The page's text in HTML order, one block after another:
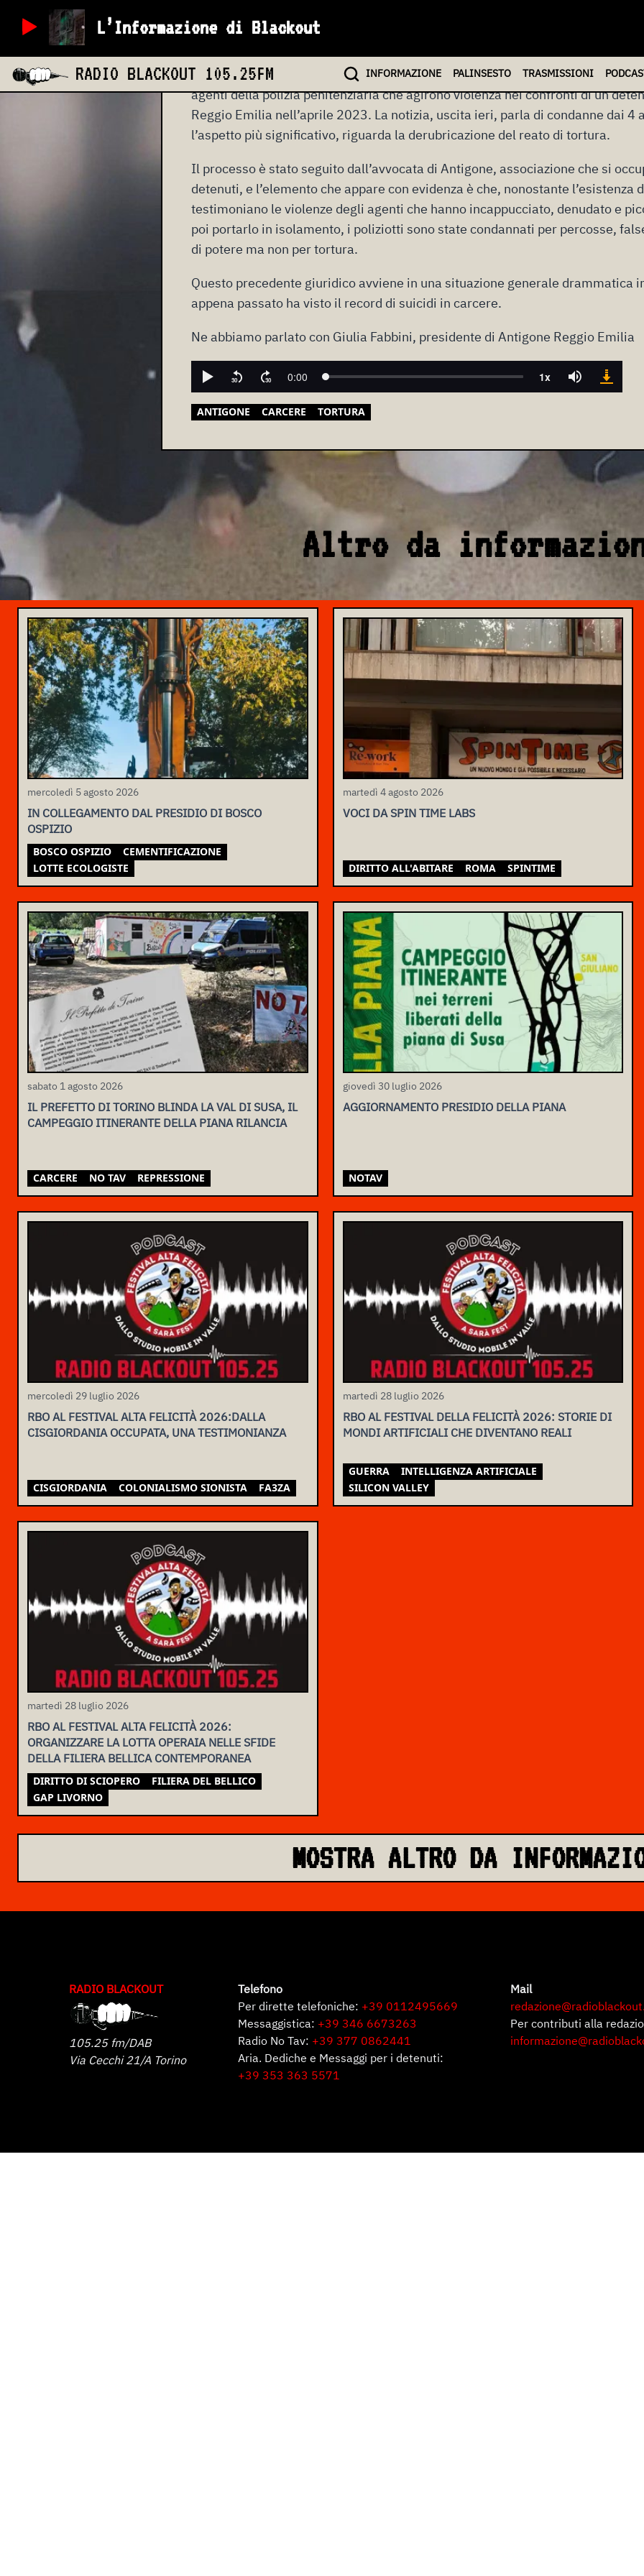
L’Informazione di Blackout
RADIO BLACKOUT 105.25FM INFORMAZIONE PALINSESTO TRASMISSIONI
giovedì 20 febbraio 2025
E’ arrivata la sentenza che riguarda il processo, avvenuto con rito
agenti della polizia penitenziaria che agirono violenza nei confronti di un
Reggio Emilia nell’aprile 2023. La notizia, uscita ieri, parla di condanne dai 4
l’aspetto più significativo, riguarda la derubricazione del reato di tortura.
Il processo è stato seguito dall’avvocata di Antigone, associazione che si
detenuti, e l’elemento che appare con evidenza è che, nonostante l’esistenza
testimoniano le violenze degli agenti che hanno incappucciato, denudato e
poi portarlo in isolamento, i poliziotti sono state condannati per percosse,
di potere ma non per tortura.
Questo precedente giuridico avviene in una situazione generale drammatica
appena passato ha visto il record di suicidi in carcere.
Ne abbiamo parlato con Giulia Fabbini, presidente di Antigone Reggio Emilia
ANTIGONE CARCERE TORTURA
Altro da
mercoledì 5 agosto 2026
IN COLLEGAMENTO DAL PRESIDIO DI BOSCO
OSPIZIO
BOSCO OSPIZIO
CEMENTIFICAZIONE
LOTTE ECOLOGISTE
martedì 4 agosto 2026
VOCI DA SPIN TIME LABS
DIRITTO ALL'ABITARE ROMA SPINTIME
sabato 1 agosto 2026
IL PREFETTO DI TORINO BLINDA LA VAL DI SUSA, IL
CAMPEGGIO ITINERANTE DELLA PIANA RILANCIA
CARCERE NO TAV REPRESSIONE
giovedì 30 luglio 2026
AGGIORNAMENTO PRESIDIO DELLA PIANA
NOTAV
mercoledì 29 luglio 2026
RBO AL FESTIVAL ALTA FELICITÀ 2026:DALLA
CISGIORDANIA OCCUPATA, UNA TESTIMONIANZA
CISGIORDANIA COLONIALISMO SIONISTA FA3ZA
martedì 28 luglio 2026
RBO AL FESTIVAL DELLA FELICITÀ 2026: STORIE DI
MONDI ARTIFICIALI CHE DIVENTANO REALI
GUERRA
INTELLIGENZA ARTIFICIALE
SILICON VALLEY
martedì 28 luglio 2026
RBO AL FESTIVAL ALTA FELICITÀ 2026:
ORGANIZZARE LA LOTTA OPERAIA NELLE SFIDE
DELLA FILIERA BELLICA CONTEMPORANEA
DIRITTO DI SCIOPERO
FILIERA DEL BELLICO
GAP LIVORNO
MOSTRA ALTRO DA
RADIO BLACKOUT
105.25 fm/DAB
Via Cecchi 21/A Torino
Telefono
Per dirette telefoniche: +39 0112495669
Messaggistica: +39 346 6673263
Radio No Tav: +39 377 0862441
Aria. Dediche e Messaggi per i detenuti:
+39 353 363 5571
Mail
Per contributi alla